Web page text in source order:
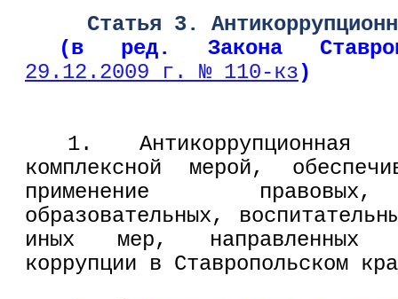
Статья 3.
(в ред. Закона
29.12.2009 г. № 110-кз)
1. Антикоррупционная
комплексной мерой,
применение
образовательных,
иных мер, направленных
коррупции в Ставропольском